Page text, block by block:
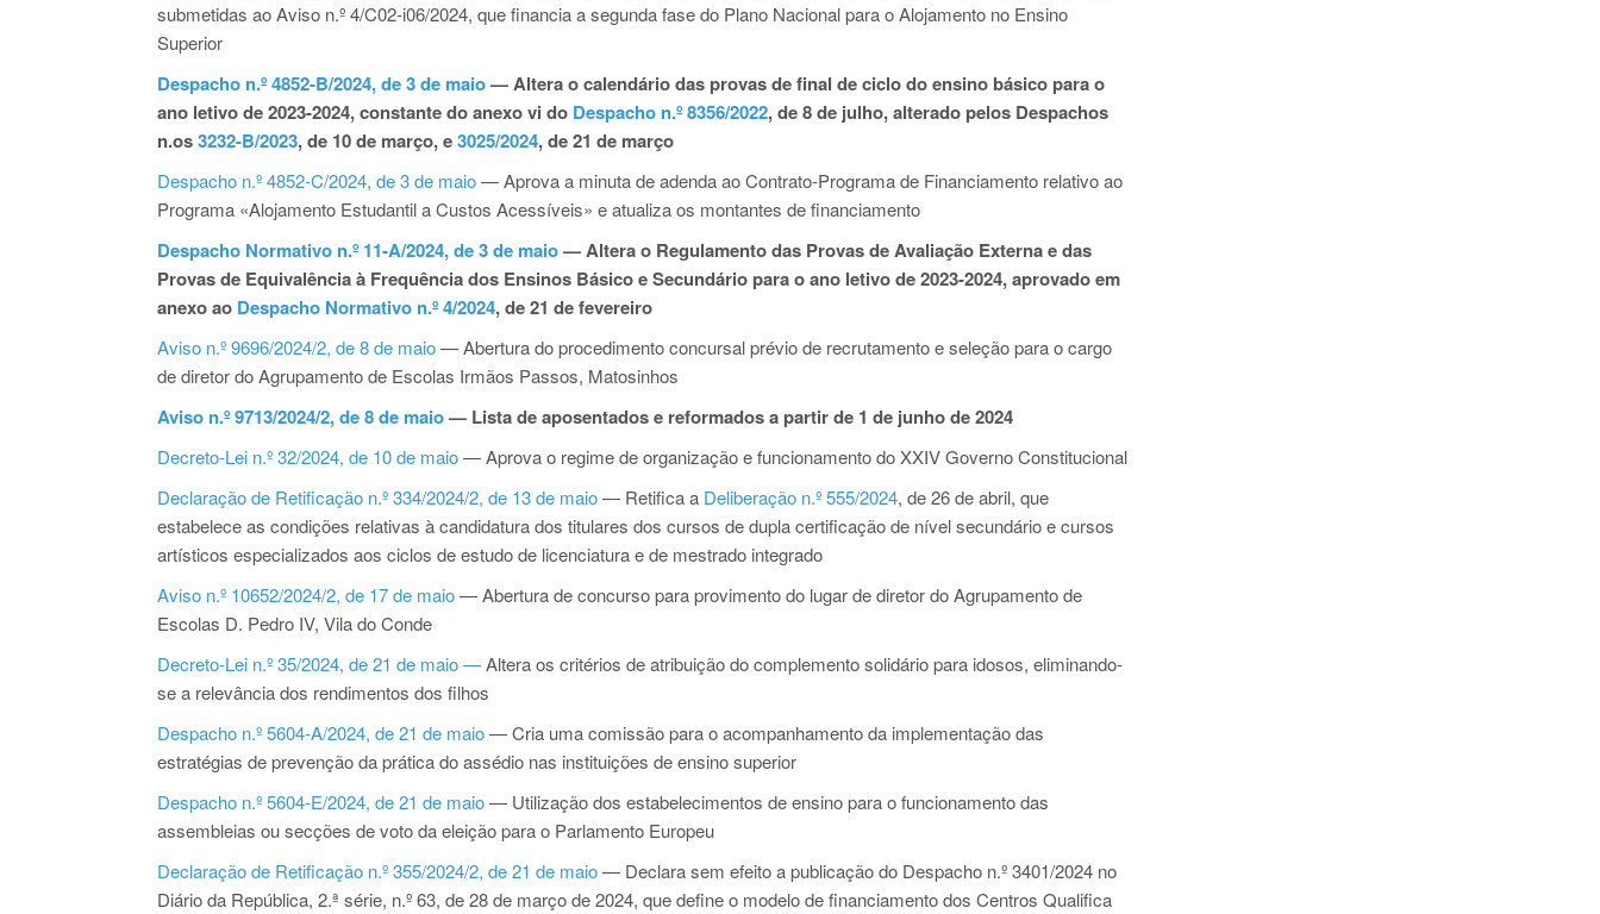
submetidas ao Aviso n.º 4/C02-i06/2024, que financia a segunda fase do Plano Nacional para o Alojamento no Ensino
Superior
Despacho n.º 4852-B/2024, de 3 de maio— Altera o calendário das provas de final de ciclo do ensino básico para o
ano letivo de 2023-2024, constante do anexo vi do Despacho n.º 8356/2022, de 8 de julho, alterado pelos Despachos
n.os3232-B/2023, de 10 de março, e3025/2024, de 21 de março
Despacho n.º 4852-C/2024, de 3 de maio— Aprova a minuta de adenda ao Contrato-Programa de Financiamento relativo ao
Programa «Alojamento Estudantil a Custos Acessíveis» e atualiza os montantes de financiamento
Despacho Normativo n.º 11-A/2024, de 3 de maio— Altera o Regulamento das Provas de Avaliação Externa e das
Provas de Equivalência à Frequência dos Ensinos Básico e Secundário para o ano letivo de 2023-2024, aprovado em
anexo ao Despacho Normativo n.º 4/2024, de 21 de fevereiro
Aviso n.º 9696/2024/2, de 8 de maio— Abertura do procedimento concursal prévio de recrutamento e seleção para o cargo
de diretor do Agrupamento de Escolas Irmãos Passos, Matosinhos
Aviso n.º 9713/2024/2, de 8 de maio— Lista de aposentados e reformados a partir de 1 de junho de 2024
Decreto-Lei n.º 32/2024, de 10 de maio— Aprova o regime de organização e funcionamento do XXIV Governo Constitucional
Declaração de Retificação n.º 334/2024/2, de 13 de maio— Retifica a Deliberação n.º 555/2024, de 26 de abril, que
estabelece as condições relativas à candidatura dos titulares dos cursos de dupla certificação de nível secundário e cursos
artísticos especializados aos ciclos de estudo de licenciatura e de mestrado integrado
Aviso n.º 10652/2024/2, de 17 de maio— Abertura de concurso para provimento do lugar de diretor do Agrupamento de
Escolas D. Pedro IV, Vila do Conde
Decreto-Lei n.º 35/2024, de 21 de maio —Altera os critérios de atribuição do complemento solidário para idosos, eliminando-
se a relevância dos rendimentos dos filhos
Despacho n.º 5604-A/2024, de 21 de maio— Cria uma comissão para o acompanhamento da implementação das
estratégias de prevenção da prática do assédio nas instituições de ensino superior
Despacho n.º 5604-E/2024, de 21 de maio— Utilização dos estabelecimentos de ensino para o funcionamento das
assembleias ou secções de voto da eleição para o Parlamento Europeu
Declaração de Retificação n.º 355/2024/2, de 21 de maio— Declara sem efeito a publicação do Despacho n.º 3401/2024 no
Diário da República, 2.ª série, n.º 63, de 28 de março de 2024, que define o modelo de financiamento dos Centros Qualifica